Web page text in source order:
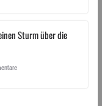
Sturm über die